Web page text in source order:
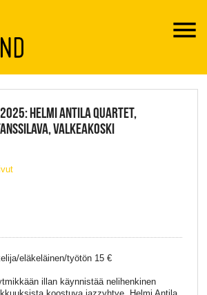
LIVE
HELMI ANTILA QUARTET,
VALKEAKOSKI
eläkeläinen/työtön 15 €
illan käynnistää nelihenkinen